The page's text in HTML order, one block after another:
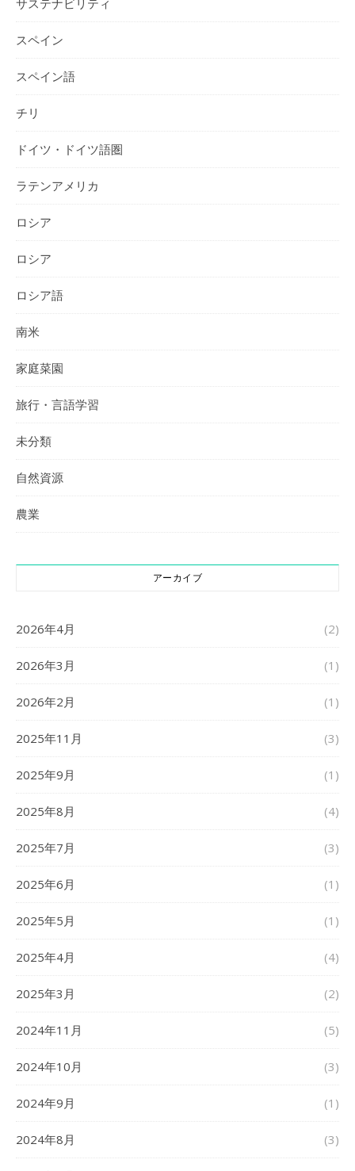
サステナビリティ
スペイン
スペイン語
チリ
ドイツ・ドイツ語圏
ラテンアメリカ
ロシア
ロシア
ロシア語
南米
家庭菜園
旅行・言語学習
未分類
自然資源
農業
アーカイブ
2026年4月 (2)
2026年3月 (1)
2026年2月 (1)
2025年11月 (3)
2025年9月 (1)
2025年8月 (4)
2025年7月 (3)
2025年6月 (1)
2025年5月 (1)
2025年4月 (4)
2025年3月 (2)
2024年11月 (5)
2024年10月 (3)
2024年9月 (1)
2024年8月 (3)